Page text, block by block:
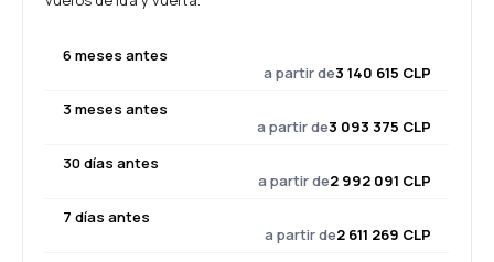
6 meses antes
a partir de3 140 615 CLP
3 meses antes
a partir de3 093 375 CLP
30 días antes
a partir de2 992 091 CLP
7 días antes
a partir de2 611 269 CLP